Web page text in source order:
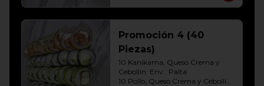
Promoción 4 (40
Piezas)
10 Kanikama, Queso Crema y
Cebollín. Env.  Palta
10 Pollo, Queso Crema y Cebollín